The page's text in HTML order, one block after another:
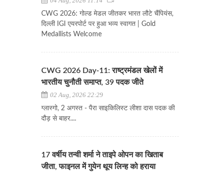
CWG 2026: गोल्ड मेडल जीतकर भारत लौटे चैंपियंस,
दिल्ली IGI एयरपोर्ट पर हुआ भव्य स्वागत | Gold
Medallists Welcome
CWG 2026 Day-11: राष्ट्रमंडल खेलों में
भारतीय चुनौती समाप्त, 39 पदक जीते
02 Aug, 2026 22:29
ग्लास्गो, 2 अगस्त - पैरा साइकिलिस्ट लीशा दास पदक की
दौड़ से बाहर....
17 वर्षीय तन्वी शर्मा ने ताइपे ओपन का खिताब
जीता, फाइनल में गुयेन थूय लिन्ह को हराया